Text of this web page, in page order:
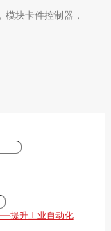
块卡件控制器，